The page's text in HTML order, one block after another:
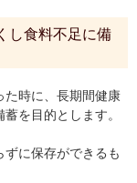
し食料不足に備
た時に、長期間健康
を目的とします。
に保存ができるも